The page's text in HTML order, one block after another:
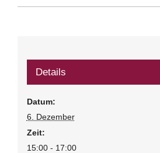
Details
Datum:
6. Dezember
Zeit:
15:00 - 17:00